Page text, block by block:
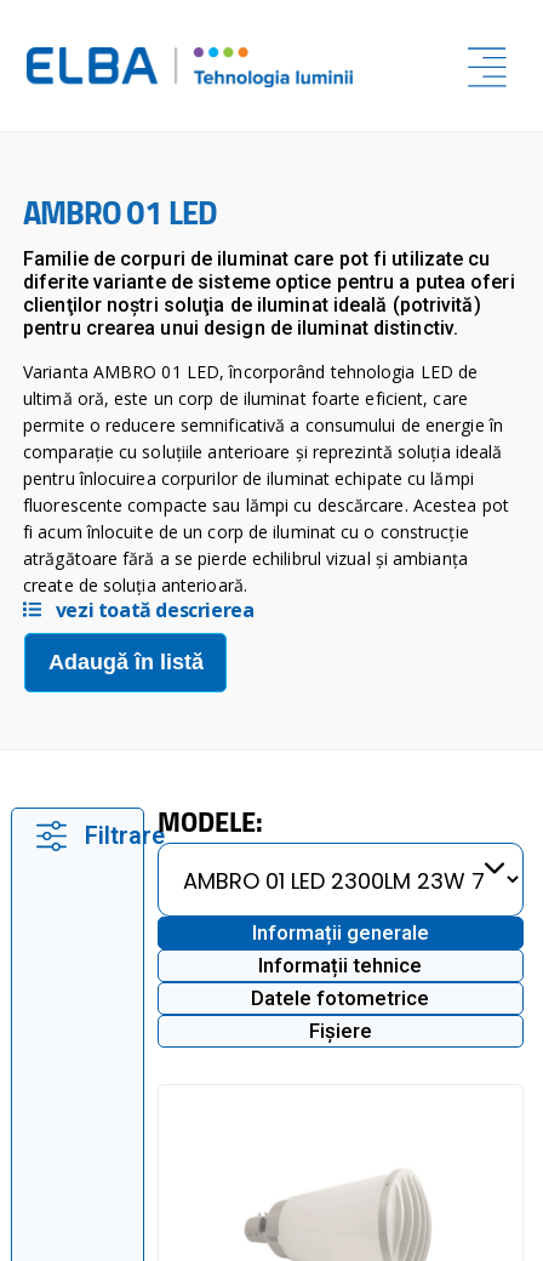
AMBRO 01 LED
Familie de corpuri de iluminat care pot fi utilizate cu
diferite variante de sisteme optice pentru a putea oferi
clienţilor noştri soluţia de iluminat ideală (potrivită)
pentru crearea unui design de iluminat distinctiv.
Varianta AMBRO 01 LED, încorporând tehnologia LED de
ultimă oră, este un corp de iluminat foarte eficient, care
permite o reducere semnificativă a consumului de energie în
comparaţie cu soluţiile anterioare şi reprezintă soluţia ideală
pentru înlocuirea corpurilor de iluminat echipate cu lămpi
fluorescente compacte sau lămpi cu descărcare. Acestea pot
fi acum înlocuite de un corp de iluminat cu o construcţie
atrăgătoare fără a se pierde echilibrul vizual şi ambianţa
create de soluţia anterioară.
vezi toată descrierea
Adaugă în listă
FiltrareMODELE:
Informații generale
Informații tehnice
Datele fotometrice
Fișiere